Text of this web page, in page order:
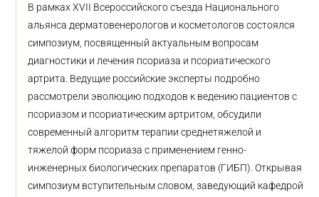
В рамках XVII Всероссийского съезда Национального
альянса дерматовенерологов и косметологов состоялся
симпозиум, посвященный актуальным вопросам
диагностики и лечения псориаза и псориатического
артрита. Ведущие российские эксперты подробно
рассмотрели эволюцию подходов к ведению пациентов с
псориазом и псориатическим артритом, обсудили
современный алгоритм терапии среднетяжелой и
тяжелой форм псориаза с применением генно-
инженерных биологических препаратов (ГИБП). Открывая
симпозиум вступительным словом, заведующий кафедрой